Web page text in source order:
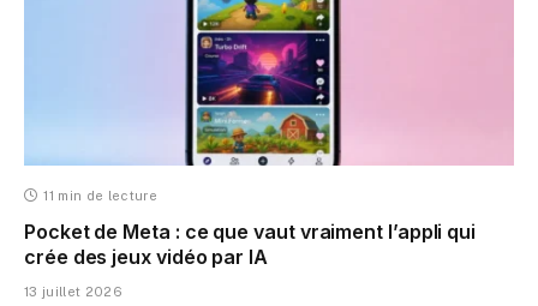
11 min de lecture
Pocket de Meta : ce que vaut vraiment l’appli qui
crée des jeux vidéo par IA
13 juillet 2026